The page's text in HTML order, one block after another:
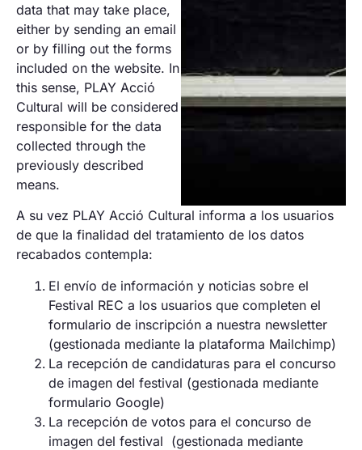
data that may take place,
either by sending an email
or by filling out the forms
included on the website. In
this sense, PLAY Acció
Cultural will be considered
responsible for the data
collected through the
previously described
means.
A su vez PLAY Acció Cultural informa a los usuarios
de que la finalidad del tratamiento de los datos
recabados contempla:
El envío de información y noticias sobre el
Festival REC a los usuarios que completen el
formulario de inscripción a nuestra newsletter
(gestionada mediante la plataforma Mailchimp)
La recepción de candidaturas para el concurso
de imagen del festival (gestionada mediante
formulario Google)
La recepción de votos para el concurso de
imagen del festival (gestionada mediante